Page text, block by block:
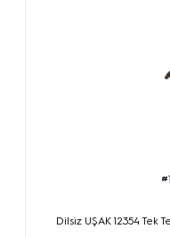
Dilsiz UŞAK 12354 Tek